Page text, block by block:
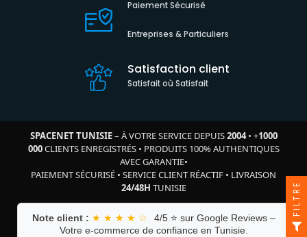
Paiement Sécurisé
Entreprises & Particuliers
Satisfaction client
Satisfait où Satisfait
SPACENET TUNISIE– À VOTRE SERVICE DEPUIS2004• +1000
000CLIENTS ENREGISTRÉS• PRODUITS 100% AUTHENTIQUES
AVEC GARANTIE•
PAIEMENT SÉCURISÉ • SERVICE CLIENT RÉACTIF • LIVRAISON
24/48H TUNISIE
Note client : ★ ★ ★ ★ ☆
4/5 ⭐ sur Google Reviews –
Votre e-commerce de confiance en Tunisie.
FILTRE